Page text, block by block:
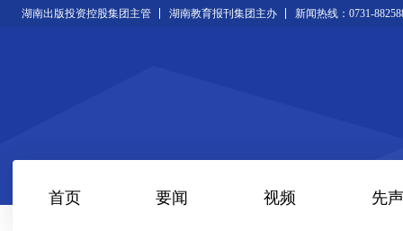
湖南出版投资控股集团主管 湖南教育报刊集团主办 新闻热线：0731-
首页 要闻 视频 先声